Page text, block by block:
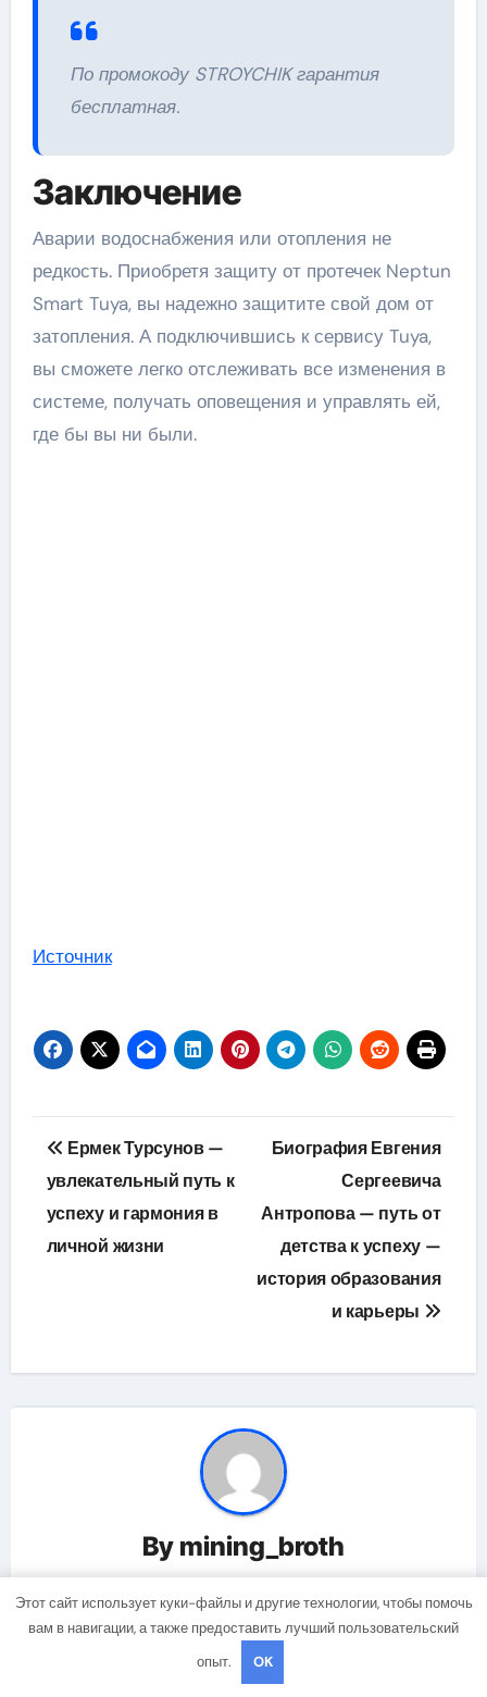
По промокоду STROYCHIK гарантия
бесплатная.
Заключение
Аварии водоснабжения или отопления не
редкость. Приобретя защиту от протечек Neptun
Smart Tuya, вы надежно защитите свой дом от
затопления. А подключившись к сервису Tuya,
вы сможете легко отслеживать все изменения в
системе, получать оповещения и управлять ей,
где бы вы ни были.
Источник
Навигация
по
записям
Ермек Турсунов —
увлекательный путь к
успеху и гармония в
личной жизни
Биография Евгения
Сергеевича
Антропова — путь от
детства к успеху —
история образования
и карьеры
By mining_broth
Этот сайт использует куки-файлы и другие технологии, чтобы помочь
вам в навигации, а также предоставить лучший пользовательский
опыт.
OK